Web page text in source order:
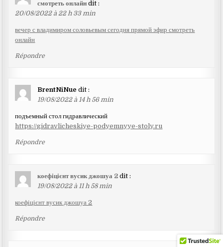
смотреть онлайн dit :
20/08/2022 à 22 h 33 min
вечер с владимиром соловьевым сегодня прямой эфир смотреть
онлайн
Répondre
BrentNiNue dit :
19/08/2022 à 14 h 56 min
подъемный стол гидравлический
https://gidravlicheskiye-podyemnyye-stoly.ru
Répondre
коефіцієнт вусик джошуа 2 dit :
19/08/2022 à 11 h 58 min
коефіцієнт вусик джошуа 2
Répondre